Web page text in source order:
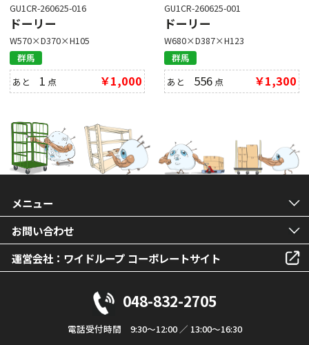
GU1CR-260625-016
ドーリー
W570×D370×H105
群馬
あと 1 点 ￥1,000
GU1CR-260625-001
ドーリー
W680×D387×H123
群馬
あと 556 点 ￥1,300
メニュー
お問い合わせ
運営会社：ワイドループ コーポレートサイト
048-832-2705
電話受付時間 9:30～12:00 ／ 13:00～16:30